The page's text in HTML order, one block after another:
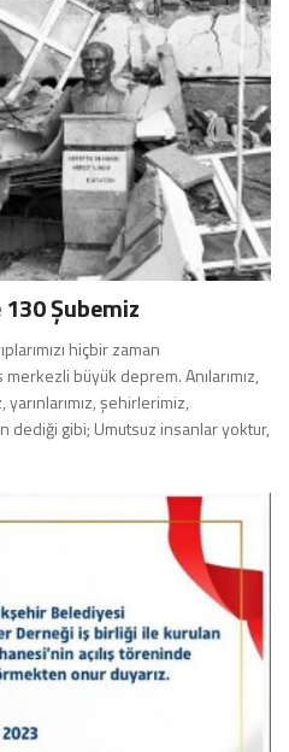
130 Şubemiz
hiçbir zaman
büyük deprem. Anılarımız,
şehirlerimiz,
dediği gibi; Umutsuz insanlar yoktur,